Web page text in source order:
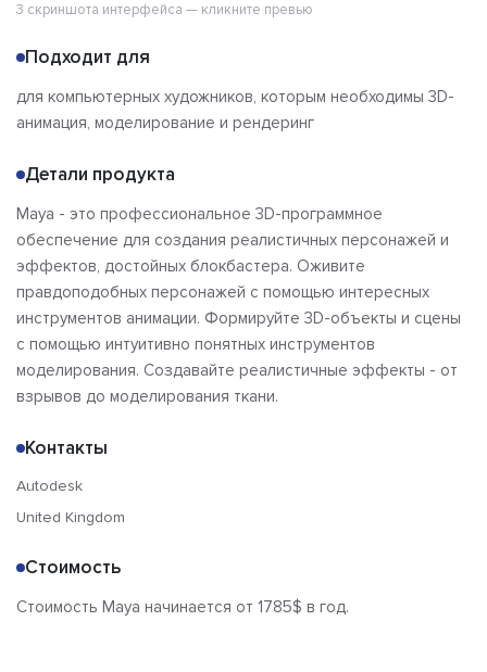
3 скриншота интерфейса — кликните превью
Подходит для
для компьютерных художников, которым необходимы 3D-
анимация, моделирование и рендеринг
Детали продукта
Maya - это профессиональное 3D-программное
обеспечение для создания реалистичных персонажей и
эффектов, достойных блокбастера. Оживите
правдоподобных персонажей с помощью интересных
инструментов анимации. Формируйте 3D-объекты и сцены
с помощью интуитивно понятных инструментов
моделирования. Создавайте реалистичные эффекты - от
взрывов до моделирования ткани.
Контакты
Autodesk
United Kingdom
Стоимость
Стоимость Maya начинается от 1785$ в год.